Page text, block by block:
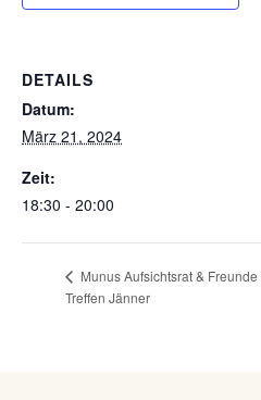
DETAILS
Datum:
März 21, 2024
Zeit:
18:30 - 20:00
Munus Aufsichtsrat & Freunde
Treffen Jänner